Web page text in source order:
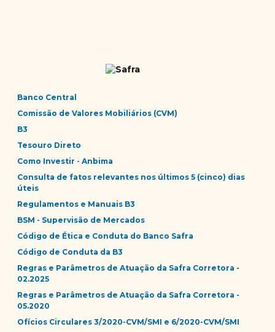
Banco Central
Comissão de Valores Mobiliários (CVM)
B3
Tesouro Direto
Como Investir - Anbima
Consulta de fatos relevantes nos últimos 5 (cinco) dias
úteis
Regulamentos e Manuais B3
BSM - Supervisão de Mercados
Código de Ética e Conduta do Banco Safra
Código de Conduta da B3
Regras e Parâmetros de Atuação da Safra Corretora -
02.2025
Regras e Parâmetros de Atuação da Safra Corretora -
05.2020
Ofícios Circulares 3/2020-CVM/SMI e 6/2020-CVM/SMI